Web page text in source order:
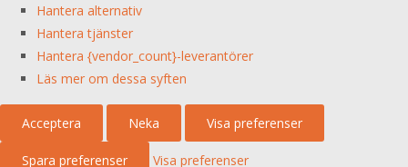
Hantera alternativ
Hantera tjänster
Hantera {vendor_count}-leverantörer
Läs mer om dessa syften
Acceptera Neka Visa preferenser
Spara preferenser Visa preferenser